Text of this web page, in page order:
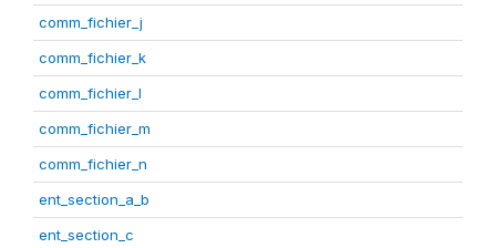
comm_fichier_j
comm_fichier_k
comm_fichier_l
comm_fichier_m
comm_fichier_n
ent_section_a_b
ent_section_c